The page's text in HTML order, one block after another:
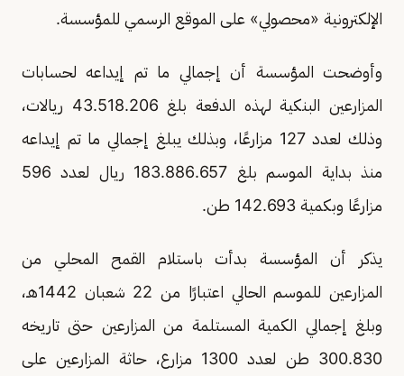
الإلكترونية «محصولي» على الموقع الرسمي للمؤسسة.
وأوضحت المؤسسة أن إجمالي ما تم إيداعه لحسابات
المزارعين البنكية لهذه الدفعة بلغ 43.518.206 ريالات،
وذلك لعدد 127 مزارعًا، وبذلك يبلغ إجمالي ما تم إيداعه
منذ بداية الموسم بلغ 183.886.657 ريال لعدد 596
مزارعًا وبكمية 142.693 طن.
يذكر أن المؤسسة بدأت باستلام القمح المحلي من
المزارعين للموسم الحالي اعتبارًا من 22 شعبان 1442هـ،
وبلغ إجمالي الكمية المستلمة من المزارعين حتى تاريخه
300.830 طن لعدد 1300 مزارع، حاثة المزارعين على